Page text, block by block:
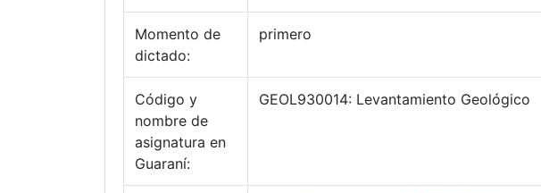
Momento de
dictado:
primero
Código y
nombre de
asignatura en
Guaraní:
GEOL930014: Levantamiento Geológico